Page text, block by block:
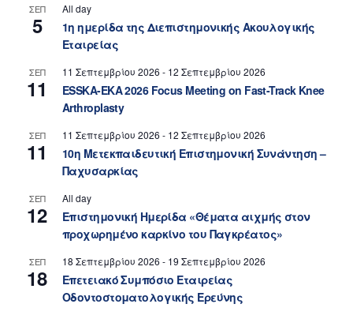
ΣΕΠ
5
All day
1η ημερίδα της Διεπιστημονικής Ακουλογικής
Εταιρείας
ΣΕΠ
11
11 Σεπτεμβρίου 2026 - 12 Σεπτεμβρίου 2026
ESSKA-EKA 2026 Focus Meeting on Fast-Track Knee
Arthroplasty
ΣΕΠ
11
11 Σεπτεμβρίου 2026 - 12 Σεπτεμβρίου 2026
10η Μετεκπαιδευτική Επιστημονική Συνάντηση –
Παχυσαρκίας
ΣΕΠ
12
All day
Επιστημονική Ημερίδα «Θέματα αιχμής στον
προχωρημένο καρκίνο του Παγκρέατος»
ΣΕΠ
18
18 Σεπτεμβρίου 2026 - 19 Σεπτεμβρίου 2026
Επετειακό Συμπόσιο Εταιρείας
Οδοντοστοματολογικής Ερεύνης